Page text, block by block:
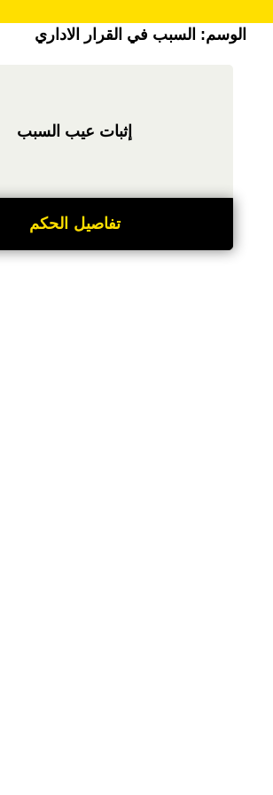
الوسم: السبب في القرار الاداري
إثبات عيب السبب
تفاصيل الحكم